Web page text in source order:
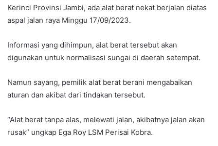
Kerinci Provinsi Jambi, ada alat berat nekat berjalan diatas
aspal jalan raya Minggu 17/09/2023.
Informasi yang dihimpun, alat berat tersebut akan
digunakan untuk normalisasi sungai di daerah setempat.
Namun sayang, pemilik alat berat berani mengabaikan
aturan dan akibat dari tindakan tersebut.
“Alat berat tanpa alas, melewati jalan, akibatnya jalan akan
rusak” ungkap Ega Roy LSM Perisai Kobra.